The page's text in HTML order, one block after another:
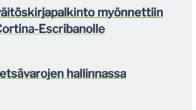
myönnettiin
Escribanolle
hallinnassa